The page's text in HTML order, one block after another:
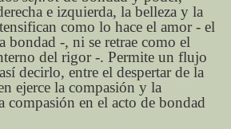
e izquierda, la belleza y la
como lo hace el amor - el
bondad -, ni se retrae como el
del rigor -. Permite un flujo
decirlo, entre el despertar de la
ejerce la compasión y la
compasión en el acto de bondad